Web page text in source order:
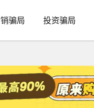
骗局 投资骗局